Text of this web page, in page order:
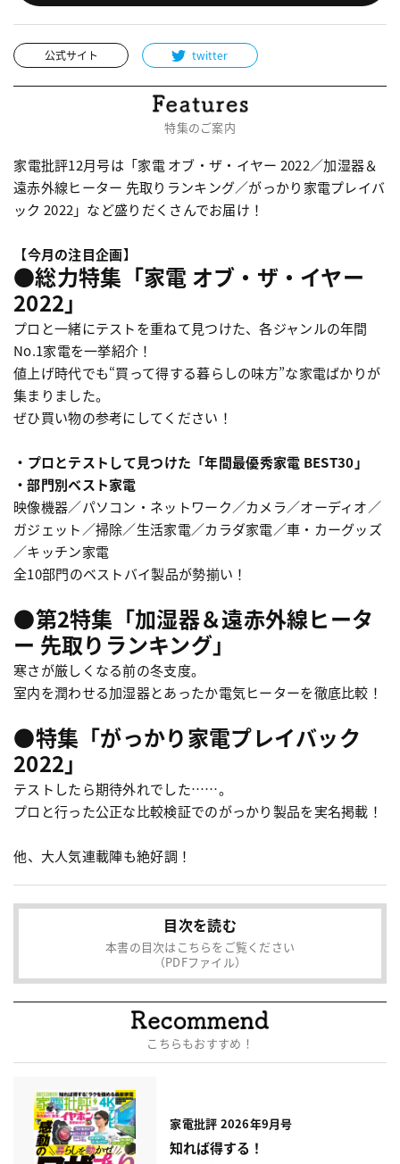
公式サイト twitter
特集のご案内
家電批評12月号は「家電 オブ・ザ・イヤー 2022／加湿器＆
遠赤外線ヒーター 先取りランキング／がっかり家電プレイバ
ック 2022」など盛りだくさんでお届け！
【今月の注目企画】
●総力特集「家電 オブ・ザ・イヤー
2022」
プロと一緒にテストを重ねて見つけた、各ジャンルの年間
No.1家電を一挙紹介！
値上げ時代でも“買って得する暮らしの味方”な家電ばかりが
集まりました。
ぜひ買い物の参考にしてください！
・プロとテストして見つけた「年間最優秀家電 BEST30」
・部門別ベスト家電
映像機器／パソコン・ネットワーク／カメラ／オーディオ／
ガジェット／掃除／生活家電／カラダ家電／車・カーグッズ
／キッチン家電
全10部門のベストバイ製品が勢揃い！
●第2特集「加湿器＆遠赤外線ヒータ
ー 先取りランキング」
寒さが厳しくなる前の冬支度。
室内を潤わせる加湿器とあったか電気ヒーターを徹底比較！
●特集「がっかり家電プレイバック
2022」
テストしたら期待外れでした……。
プロと行った公正な比較検証でのがっかり製品を実名掲載！
他、大人気連載陣も絶好調！
目次を読む
本書の目次はこちらをご覧ください
（PDFファイル）
こちらもおすすめ！
家電批評 2026年9月号
知れば得する！